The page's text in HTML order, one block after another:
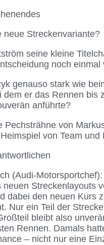
neue Streckenvariante?
seine kleine
noch einmal
genauso stark wie
dem er das Rennen bis
anführte?
Pechsträhne von
von Team und
(Audi-Motorsportchef):
neuen Streckenlayouts
dabei den neuen Kurs
Nur ein Teil der
bleibt also
Rennen. Damals
– nicht nur eine